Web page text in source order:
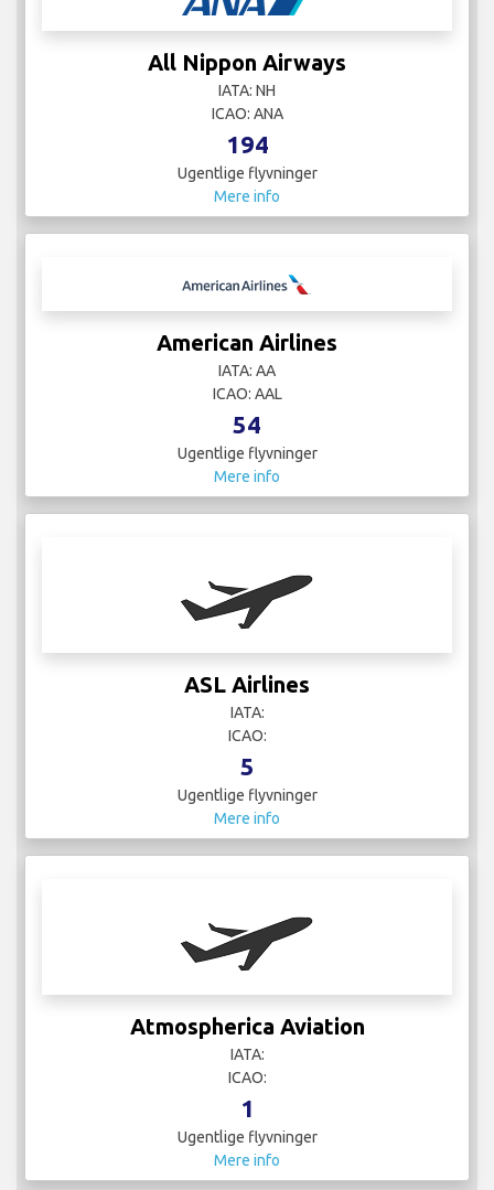
All Nippon Airways
IATA: NH
ICAO: ANA
194
Ugentlige flyvninger
Mere info
American Airlines
IATA: AA
ICAO: AAL
54
Ugentlige flyvninger
Mere info
ASL Airlines
IATA:
ICAO:
5
Ugentlige flyvninger
Mere info
Atmospherica Aviation
IATA:
ICAO:
1
Ugentlige flyvninger
Mere info